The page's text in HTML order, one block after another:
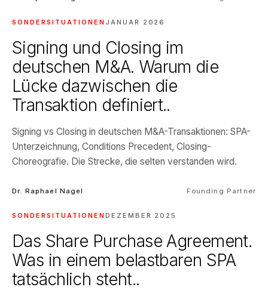
SONDERSITUATIONEN JANUAR 2026
Signing und Closing im
deutschen M&A. Warum die
Lücke dazwischen die
Transaktion definiert..
Signing vs Closing in deutschen M&A-Transaktionen: SPA-
Unterzeichnung, Conditions Precedent, Closing-
Choreografie. Die Strecke, die selten verstanden wird.
Dr. Raphael Nagel Founding Partner
SONDERSITUATIONENDEZEMBER 2025
Das Share Purchase Agreement.
Was in einem belastbaren SPA
tatsächlich steht..